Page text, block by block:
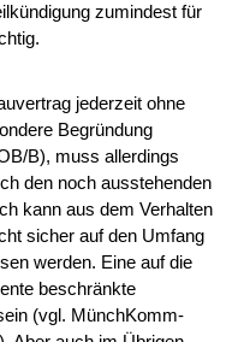
zumindest für
jederzeit ohne
Begründung
B), muss allerdings
den noch ausstehenden
kann aus dem Verhalten
sicher auf den Umfang
werden. Eine auf die
beschränkte
(vgl. MünchKomm-